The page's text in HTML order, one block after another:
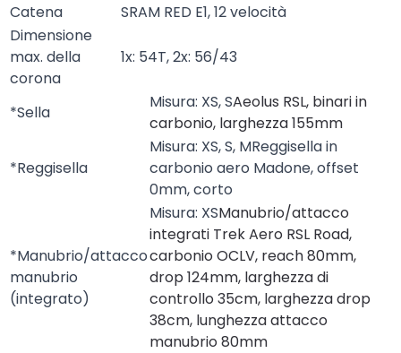
Catena
SRAM RED E1, 12 velocità
Dimensione
max. della
corona
1x: 54T, 2x: 56/43
*Sella
Misura: XS, SAeolus RSL, binari in
carbonio, larghezza 155mm
*Reggisella
Misura: XS, S, MReggisella in
carbonio aero Madone, offset
0mm, corto
*Manubrio/attacco
manubrio
(integrato)
Misura: XSManubrio/attacco
integrati Trek Aero RSL Road,
carbonio OCLV, reach 80mm,
drop 124mm, larghezza di
controllo 35cm, larghezza drop
38cm, lunghezza attacco
manubrio 80mm